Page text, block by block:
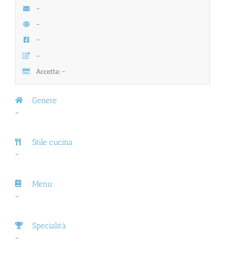
–
–
–
–
Accetta: –
Genere
–
Stile cucina
–
Menu
–
Specialità
–